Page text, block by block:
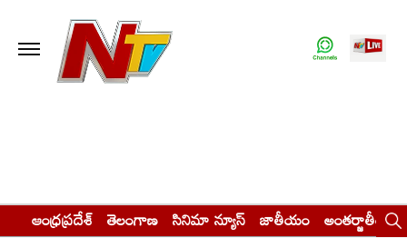
ఆంధ్రప్రదేశ్ తెలంగాణ సినిమా న్యూస్ జాతీయం అంతర్జాతీయం